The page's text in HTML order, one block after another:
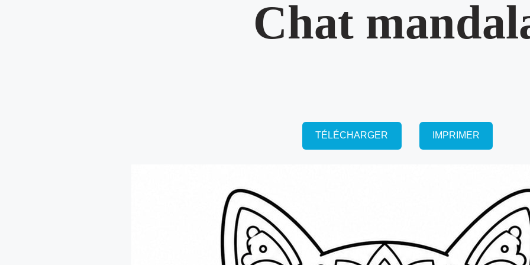
Chat
TÉLÉCHARGER IMPRIMER